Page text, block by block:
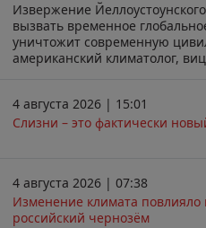
Извержение
вызвать временное
уничтожит современную
американский климатолог,
4 августа 2026 | 15:01
Слизни – это фактически
4 августа 2026 | 07:38
Изменение климата повлияло
российский чернозём